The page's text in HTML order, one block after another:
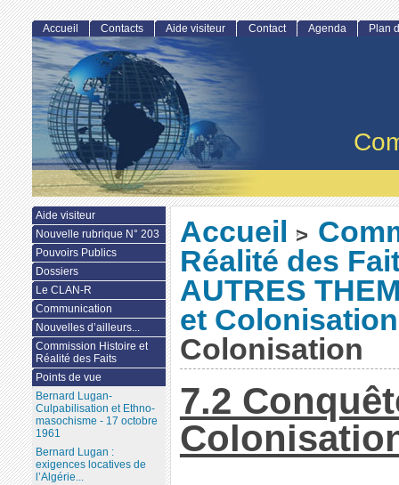
Accueil >
Réalité des
AUTRES
et Colonisation
Colonisation
7.2
Accueil Contacts Aide visiteur Contact Agenda Plan
Aide visiteur
Nouvelle rubrique N° 203
Pouvoirs Publics
Dossiers
Le CLAN-R
Communication
Nouvelles d’ailleurs...
Commission Histoire et
Réalité des Faits
Points de vue
Bernard Lugan-
Culpabilisation et Ethno-
masochisme - 17 octobre
1961
Bernard Lugan :
exigences locatives de
l’Algérie...